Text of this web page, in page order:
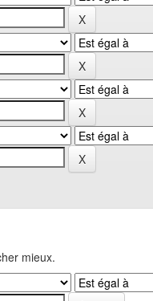
mieux.